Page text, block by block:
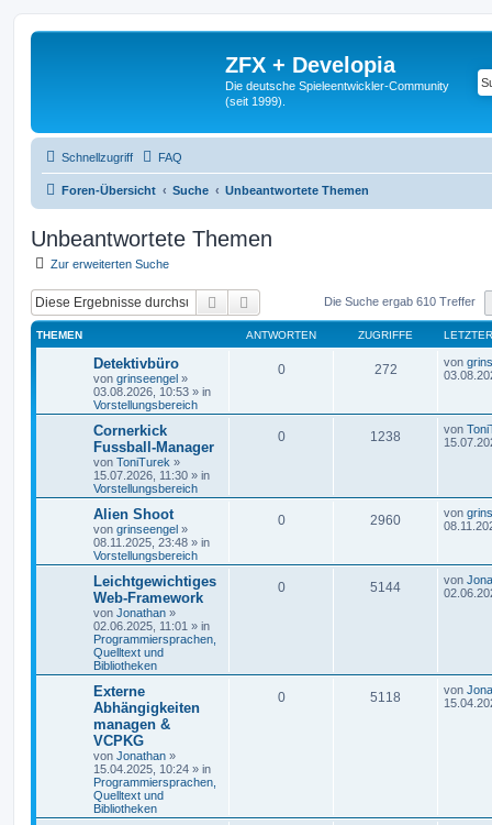
ZFX + Developia
Die deutsche Spieleentwickler-Community
(seit 1999).
Schnellzugriff FAQ
Foren-Übersicht Suche Unbeantwortete Themen
Unbeantwortete Themen
Zur erweiterten Suche
Suche Erweiterte SucheDie Suche ergab 610 Treffer
THEMEN ANTWORTEN ZUGRIFFE
Detektivbüro
von grinseengel »
03.08.2026, 10:53 » in
Vorstellungsbereich
0 272 von
Cornerkick
Fussball-Manager
von ToniTurek »
15.07.2026, 11:30 » in
Vorstellungsbereich
0 1238 von
Alien Shoot
von grinseengel »
08.11.2025, 23:48 » in
Vorstellungsbereich
0 2960 von
Leichtgewichtiges
Web-Framework
von Jonathan »
02.06.2025, 11:01 » in
Programmiersprachen,
Quelltext und
Bibliotheken
0 5144 von
Externe
Abhängigkeiten
managen &
VCPKG
von Jonathan »
15.04.2025, 10:24 » in
Programmiersprachen,
Quelltext und
Bibliotheken
0 5118 von